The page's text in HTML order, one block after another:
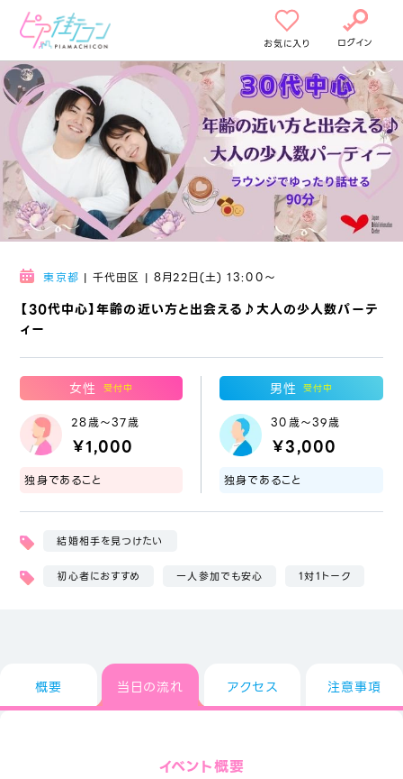
お気に入り ログイン
【30代中心】年齢の近い方と出会える♪大人の少人数パーテ
ィー
東京都 | 千代田区 | 8月22日(土) 13:00〜
女性 受付中
28歳～37歳
￥1,000
独身であること
男性 受付中
30歳～39歳
￥3,000
独身であること
結婚相手を見つけたい
初心者におすすめ 一人参加でも安心 1対1トーク
概要 当日の流れ アクセス 注意事項
イベント概要